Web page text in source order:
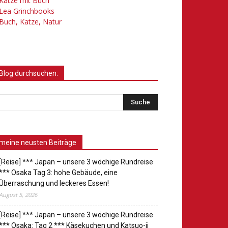
Lea Grinchbooks
Buch, Katze, Natur
Blog durchsuchen:
neusten Beiträge
[Reise] *** Japan – unsere 3 wöchige Rundreise
Osaka Tag 3: hohe Gebäude, eine
und leckeres Essen!
5, 2026
[Reise] *** Japan – unsere 3 wöchige Rundreise
Osaka: Tag 2 *** Käsekuchen und Katsuo-ji